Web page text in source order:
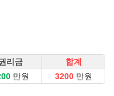
리금
합계
만원 만원